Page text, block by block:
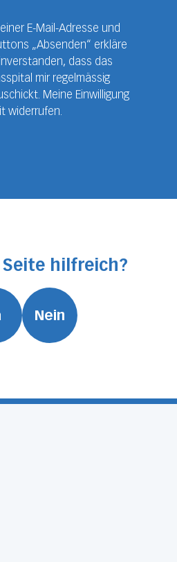
E-Mail-Adresse und
„Absenden“ erkläre
dass das
mir regelmässig
Meine Einwilligung
widerrufen.
Seite hilfreich?
Nein